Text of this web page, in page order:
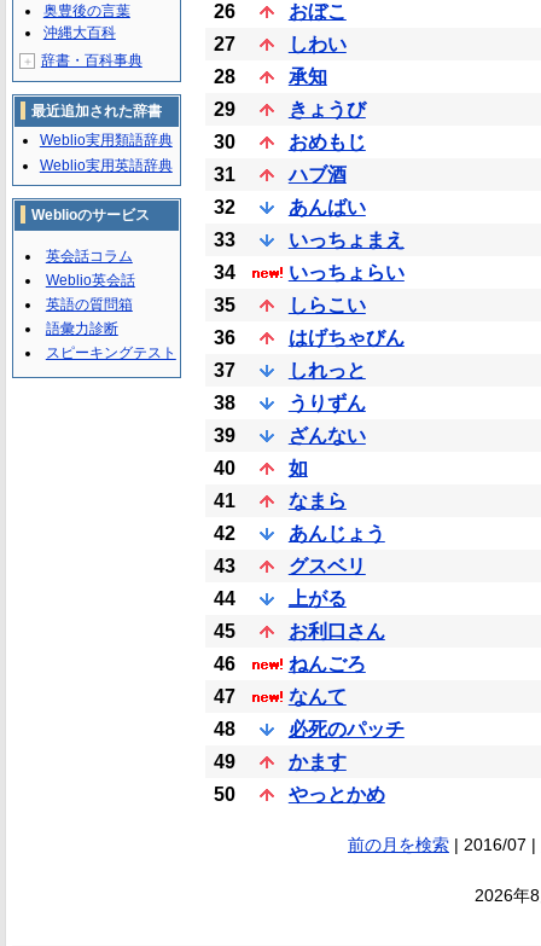
26
おぼこ
27
しわい
28
承知
29
きょうび
30
おめもじ
31
ハブ酒
32
あんばい
33
いっちょまえ
34
いっちょらい
35
しらこい
36
はげちゃびん
37
しれっと
38
うりずん
39
ざんない
40
如
41
なまら
42
あんじょう
43
グスベリ
44
上がる
45
お利口さん
46
ねんごろ
47
なんて
48
必死のパッチ
49
かます
50
やっとかめ
前の月を検索| 2016/07 |
2026年
奥豊後の言葉
沖縄大百科
＋ 辞書・百科事典
最近追加された辞書
Weblio実用類語辞典
Weblio実用英語辞典
Weblioのサービス
英会話コラム
Weblio英会話
英語の質問箱
語彙力診断
スピーキングテスト